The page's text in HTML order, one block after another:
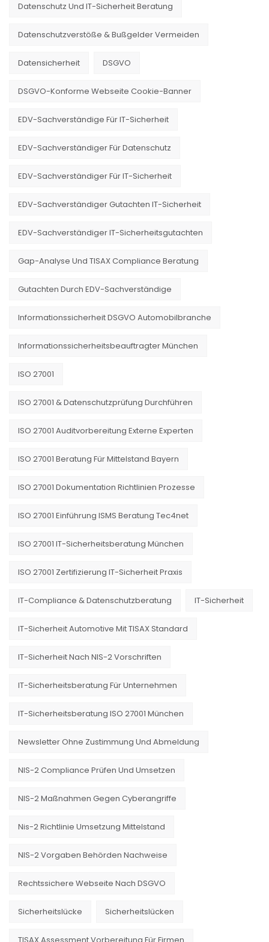
Datenschutz Und IT-Sicherheit Beratung
Datenschutzverstöße & Bußgelder Vermeiden
Datensicherheit DSGVO
DSGVO-Konforme Webseite Cookie-Banner
EDV-Sachverständige Für IT-Sicherheit
EDV-Sachverständiger Für Datenschutz
EDV-Sachverständiger Für IT-Sicherheit
EDV-Sachverständiger Gutachten IT-Sicherheit
EDV-Sachverständiger IT-Sicherheitsgutachten
Gap-Analyse Und TISAX Compliance Beratung
Gutachten Durch EDV-Sachverständige
Informationssicherheit DSGVO Automobilbranche
Informationssicherheitsbeauftragter München
ISO 27001
ISO 27001 & Datenschutzprüfung Durchführen
ISO 27001 Auditvorbereitung Externe Experten
ISO 27001 Beratung Für Mittelstand Bayern
ISO 27001 Dokumentation Richtlinien Prozesse
ISO 27001 Einführung ISMS Beratung Tec4net
ISO 27001 IT-Sicherheitsberatung München
ISO 27001 Zertifizierung IT-Sicherheit Praxis
IT-Compliance & Datenschutzberatung IT-Sicherheit
IT-Sicherheit Automotive Mit TISAX Standard
IT-Sicherheit Nach NIS-2 Vorschriften
IT-Sicherheitsberatung Für Unternehmen
IT-Sicherheitsberatung ISO 27001 München
Newsletter Ohne Zustimmung Und Abmeldung
NIS-2 Compliance Prüfen Und Umsetzen
NIS-2 Maßnahmen Gegen Cyberangriffe
Nis-2 Richtlinie Umsetzung Mittelstand
NIS-2 Vorgaben Behörden Nachweise
Rechtssichere Webseite Nach DSGVO
Sicherheitslücke Sicherheitslücken